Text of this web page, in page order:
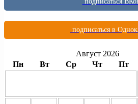
подписаться в
Август 2026
Пн
Вт Ср Чт Пт